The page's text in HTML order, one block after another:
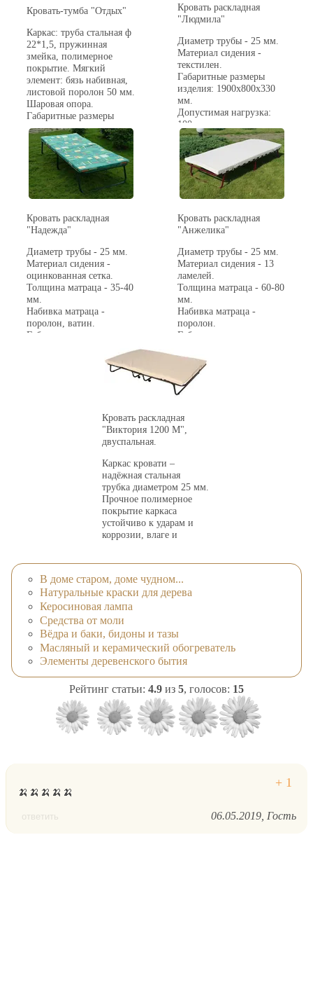
Кровать-тумба "Отдых"
Каркас: труба стальная ф
22*1,5, пружинная
змейка, полимерное
покрытие. Мягкий
элемент: бязь набивная,
листовой поролон 50 мм.
Шаровая опора.
Габаритные размеры
изделия: 1940x790x385
мм.
Допустимая нагрузка:
100 кг.
Вес нетто: 13,0 кг.
Кровать раскладная
"Людмила"
Диаметр трубы - 25 мм.
Материал сидения -
текстилен.
Габаритные размеры
изделия: 1900x800x330
мм.
Допустимая нагрузка:
100 кг.
Вес нетто: 7,9 кг.
Кровать раскладная
"Надежда"
Диаметр трубы - 25 мм.
Материал сидения -
оцинкованная сетка.
Толщина матраца - 35-40
мм.
Набивка матраца -
поролон, ватин.
Габаритные размеры
Допустимая нагрузка:
Кровать раскладная
"Анжелика"
Диаметр трубы - 25 мм.
Материал сидения - 13
ламелей.
Толщина матраца - 60-80
мм.
Набивка матраца -
поролон.
Габаритные размеры
мм.
Допустимая нагрузка:
100 кг.
Вес нетто: 18,7 кг.
Кровать раскладная
"Виктория 1200 М",
двуспальная.
Каркас кровати –
надёжная стальная
трубка диаметром 25 мм.
Прочное полимерное
покрытие каркаса
устойчиво к ударам и
коррозии, влаге и
толщиной 6-8 см.
Материал сидения - 13
ламелей. Габаритные
размеры изделия:
1900x1200x300 мм.
Допустимая нагрузка:
200 кг. Вес: 16,5 кг.
В доме старом, доме чудном...
Натуральные краски для дерева
Керосиновая лампа
Средства от моли
Вёдра и баки, бидоны и тазы
Масляный и керамический обогреватель
Элементы деревенского бытия
Рейтинг статьи: 4.9 из 5, голосов: 15
🍌🍌🍌🍌🍌
ответить 06.05.2019 Гость